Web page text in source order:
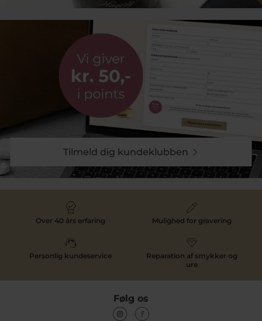
Tilmeld dig kundeklubben
Over 40 års erfaring Mulighed for gravering
Personlig kundeservice
Reparation af smykker og
ure
Følg os